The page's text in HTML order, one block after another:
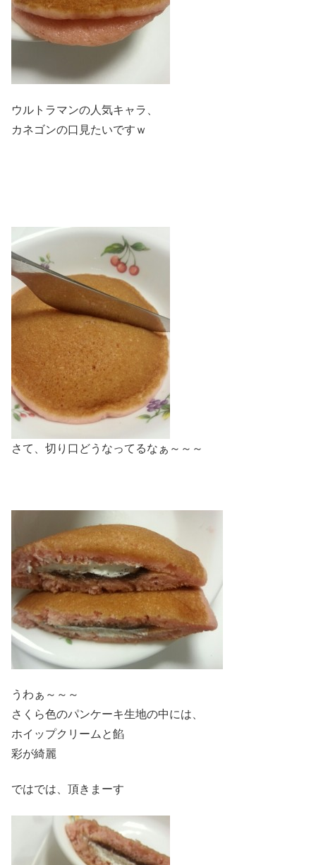
ウルトラマンの人気キャラ、
カネゴンの口見たいですｗ
さて、切り口どうなってるなぁ～～～
うわぁ～～～
さくら色のパンケーキ生地の中には、
ホイップクリームと餡
彩が綺麗
ではでは、頂きまーす